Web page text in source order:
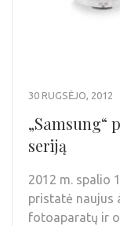
30 RUGSĖJO, 2012
„Samsung“
seriją
2012 m. spalio
pristatė naujus
fotoaparatų ir